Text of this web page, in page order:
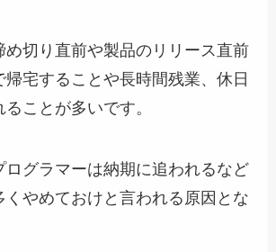
め切り直前や製品のリリース直前
帰宅することや長時間残業、休日
ことが多いです。
ログラマーは納期に追われるなど
くやめておけと言われる原因とな